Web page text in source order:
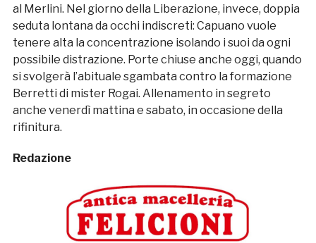
al Merlini. Nel giorno della Liberazione, invece, doppia
seduta lontana da occhi indiscreti: Capuano vuole
tenere alta la concentrazione isolando i suoi da ogni
possibile distrazione. Porte chiuse anche oggi, quando
si svolgerà l’abituale sgambata contro la formazione
Berretti di mister Rogai. Allenamento in segreto
anche venerdì mattina e sabato, in occasione della
rifinitura.
Redazione